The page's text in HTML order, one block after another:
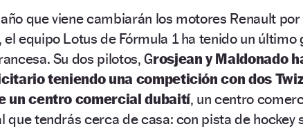
que viene cambiarán los motores Renault
el equipo Lotus de Fórmula 1 ha tenido un último
Su dos pilotos, Grosjean y Maldonado
teniendo una competición con dos
un centro comercial dubaití, un centro
que tendrás cerca de casa: con pista de hockey